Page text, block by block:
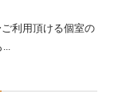
利用頂ける個室の
...